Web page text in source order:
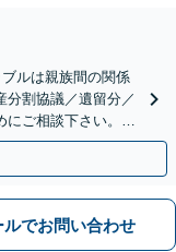
ルは親族間の関係
分割協議／遺留分／
ご相談下さい。
車場あり】
ルでお問い合わせ